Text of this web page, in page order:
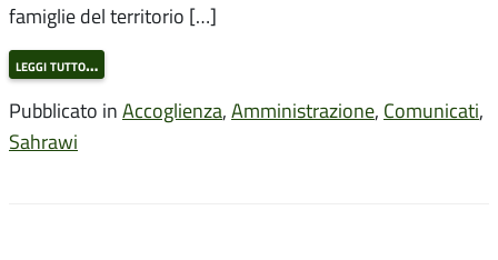
famiglie del territorio […]
leggi tutto…
Pubblicato in Accoglienza, Amministrazione, Comunicati,
Sahrawi